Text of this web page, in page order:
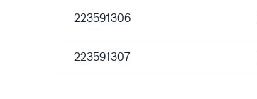
223591306
223591307